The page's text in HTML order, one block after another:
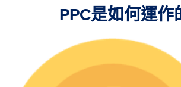
PPC是如何運作